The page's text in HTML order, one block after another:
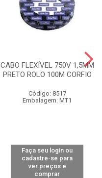
CABO FLEXÍVEL 750V 1,5MM
PRETO ROLO 100M CORFIO
Código: 8517
Embalagem: MT1
Faça seu login ou
cadastre-se para
ver preços e
comprar